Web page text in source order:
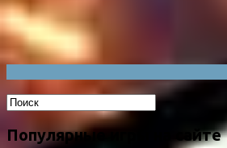
Популярные игры на сайте